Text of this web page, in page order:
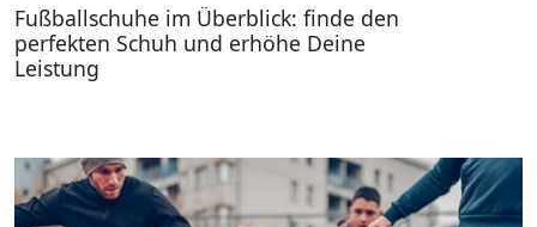
Fußballschuhe im Überblick: finde den
perfekten Schuh und erhöhe Deine
Leistung